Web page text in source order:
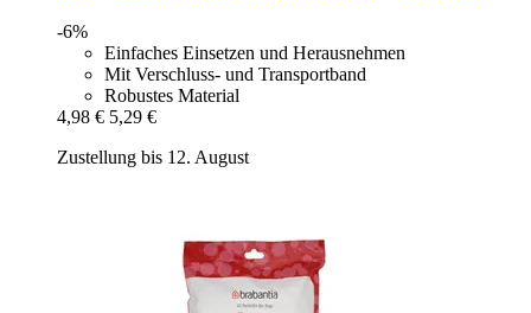
-6%
Einfaches Einsetzen und Herausnehmen
Mit Verschluss- und Transportband
Robustes Material
4,98 € 5,29 €
Zustellung bis 12. August